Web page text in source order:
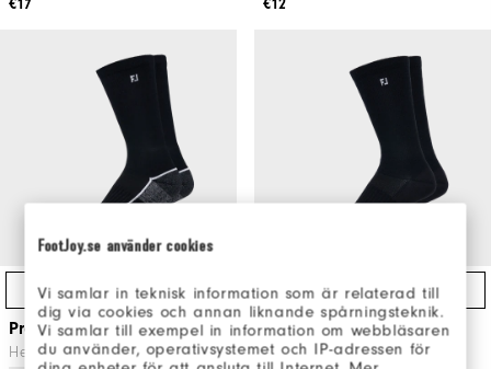
FootJoy.se använder cookies
Vi samlar in teknisk information som är relaterad till
dig via cookies och annan liknande spårningsteknik.
Vi samlar till exempel in information om webbläsaren
du använder, operativsystemet och IP-adressen för
€17 €12
Schnellzugriff
ProDry Crew
Herren Golfbekleidung
Schnellzugriff
ProDry Lightweight Crew
Herren Golfsocken